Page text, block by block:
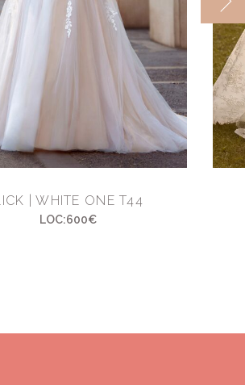
| WHITE ONE T44
LOC:600€